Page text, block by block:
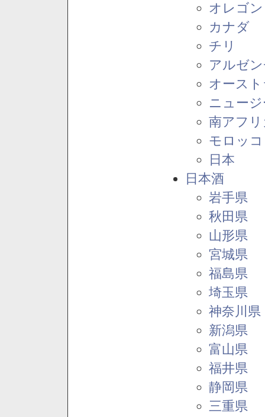
オレゴ
カナダ
チリ
アルゼ
オース
ニュー
南アフ
モロッコ
日本
日本酒
岩手県
秋田県
山形県
宮城県
福島県
埼玉県
神奈川県
新潟県
富山県
福井県
静岡県
三重県